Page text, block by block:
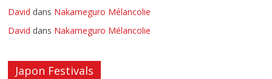
David dans Nakameguro Mélancolie
David dans Nakameguro Mélancolie
Japon Festivals